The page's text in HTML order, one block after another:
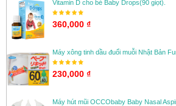
Vitamin D cho bé Baby Drops(90 giọt).
360,000 ₫
Máy xông tinh dầu đuổi muỗi Nhật Bản
230,000 ₫
Máy hút mũi OCCObaby Baby Nasal